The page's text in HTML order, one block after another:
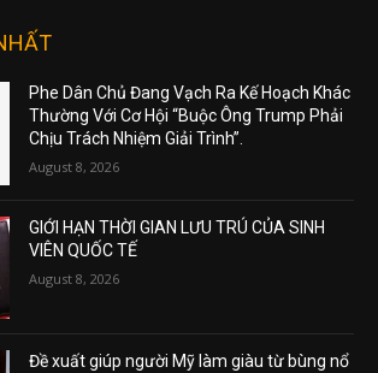
Phe Dân Chủ Đang Vạch Ra Kế Hoạch Khác
Thường Với Cơ Hội “Buộc Ông Trump Phải
Chịu Trách Nhiệm Giải Trình”.
August 8, 2026
GIỚI HẠN THỜI GIAN LƯU TRÚ CỦA SINH
VIÊN QUỐC TẾ
August 8, 2026
Đề xuất giúp người Mỹ làm giàu từ bùng nổ